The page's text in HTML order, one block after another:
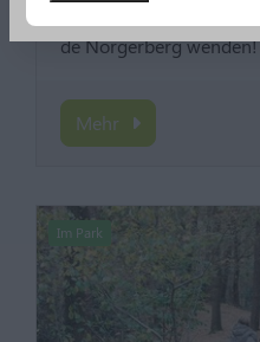
de Norgerberg wenden!
Mehr
Im Park